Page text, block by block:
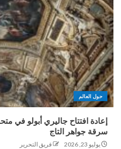
حول العالم
إعادة افتتاح جاليري أبولو في
سرقة جواهر التاج
يوليو 23, 2026 فريق التحرير